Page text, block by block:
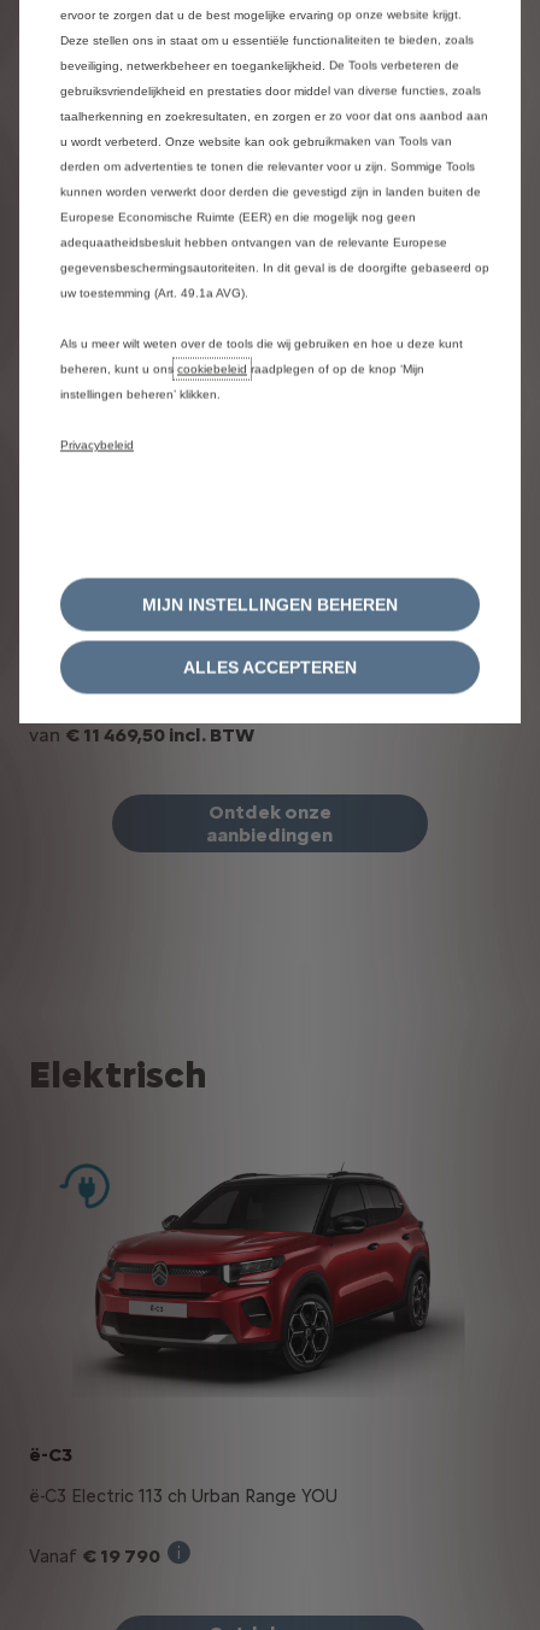
Vanaf€ 42 260
Verkoopprijs incl. BTW bij aankoop van
Ontdek onze
aanbiedingen
Nieuwe C5 Aircross Hybrid
New C5 Aircross Hybrid 145 ch Automatic YOU
Vanaf
van € 11 469,50 incl. BTW
Ontdek onze
aanbiedingen
Elektrisch
ë-C3
ë-C3 Electric 113 ch Urban Range YOU
Vanaf € 19 790
ervoor te zorgen dat u de best mogelijke ervaring op onze website krijgt.
Deze stellen ons in staat om u essentiële functionaliteiten te bieden, zoals
beveiliging, netwerkbeheer en toegankelijkheid. De Tools verbeteren de
gebruiksvriendelijkheid en prestaties door middel van diverse functies, zoals
taalherkenning en zoekresultaten, en zorgen er zo voor dat ons aanbod aan
u wordt verbeterd. Onze website kan ook gebruikmaken van Tools van
derden om advertenties te tonen die relevanter voor u zijn. Sommige Tools
kunnen worden verwerkt door derden die gevestigd zijn in landen buiten de
Europese Economische Ruimte (EER) en die mogelijk nog geen
adequaatheidsbesluit hebben ontvangen van de relevante Europese
gegevensbeschermingsautoriteiten. In dit geval is de doorgifte gebaseerd op
uw toestemming (Art. 49.1a AVG).
Als u meer wilt weten over de tools die wij gebruiken en hoe u deze kunt
beheren, kunt u ons cookiebeleid raadplegen of op de knop ‘Mijn
instellingen beheren’ klikken.
Privacybeleid
MIJN INSTELLINGEN BEHEREN
ALLES ACCEPTEREN